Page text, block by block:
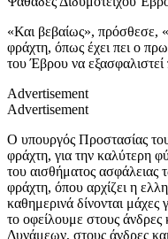
«Και βεβαίως», πρόσθεσε,
φράχτη, όπως έχει πει ο
του Έβρου να
Advertisement
Advertisement
Ο υπουργός Προστασίας
φράχτη, για την καλύτερη
του αισθήματος
φράχτη, όπου αρχίζει η
καθημερινά δίνονται
το οφείλουμε στους άνδρες
Δυνάμεων, στους άνδρες